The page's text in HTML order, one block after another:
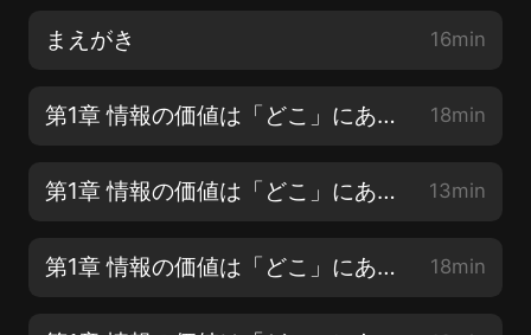
まえがき 16min
第1章 情報の価値は「どこ」にあるのか【1】 18min
第1章 情報の価値は「どこ」にあるのか【2】 13min
第1章 情報の価値は「どこ」にあるのか【3】 18min